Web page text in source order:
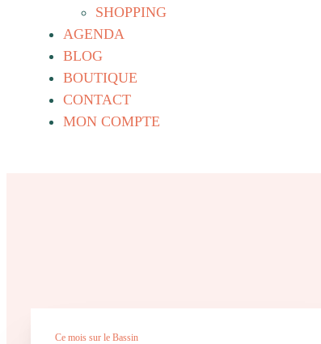
SHOPPING
AGENDA
BLOG
BOUTIQUE
CONTACT
MON COMPTE
Ce mois sur le Bassin